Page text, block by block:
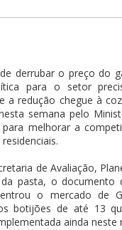
derrubar o preço do
para o setor
a redução chegue à
semana pelo
melhorar a
de Avaliação,
pasta, o documento
o mercado de
botijões de até 13
ainda neste